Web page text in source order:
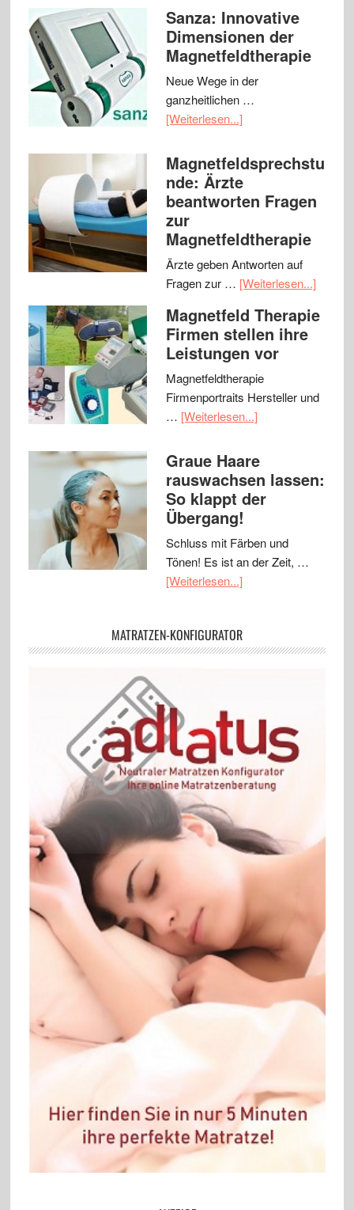
Sanza: Innovative
Dimensionen der
Magnetfeldtherapie
Neue Wege in der
ganzheitlichen …
[Weiterlesen...]
Magnetfeldsprechstu
nde: Ärzte
beantworten Fragen
zur
Magnetfeldtherapie
Ärzte geben Antworten auf
Fragen zur … [Weiterlesen...]
Magnetfeld Therapie
Firmen stellen ihre
Leistungen vor
Magnetfeldtherapie
Firmenportraits Hersteller und
… [Weiterlesen...]
Graue Haare
rauswachsen lassen:
So klappt der
Übergang!
Schluss mit Färben und
Tönen! Es ist an der Zeit, …
[Weiterlesen...]
MATRATZEN-KONFIGURATOR